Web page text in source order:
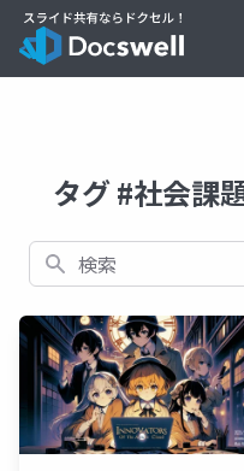
タグ #社会課
検索